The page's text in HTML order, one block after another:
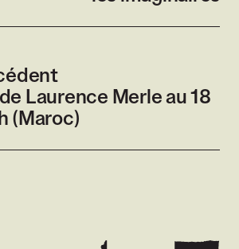
Laurence Merle au 18
(Maroc)